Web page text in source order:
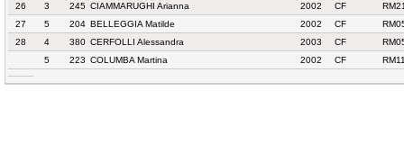
26
3 245 CIAMMARUGHI Arianna 2002 CF
27
5 204 BELLEGGIA Matilde 2002 CF
28
4 380 CERFOLLI Alessandra 2003 CF
5
223 COLUMBA Martina 2002 CF